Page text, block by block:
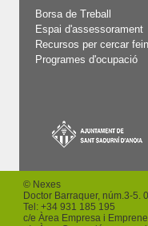
Borsa de Treball
Espai d'assessorament
Recursos per cercar
Programes d'ocupació
© Nexes
Doctor Barraquer, núm.3-5.
Tel: +34 931 185 195
c/e Àrea Empresa i